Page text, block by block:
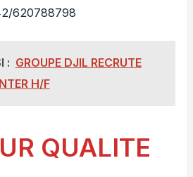
620788798
: GROUPE DJIL RECRUTE
H/F
QUALITE